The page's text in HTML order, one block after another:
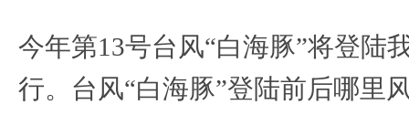
今年第13号台风“白海豚”将登陆
行。台风“白海豚”登陆前后哪里